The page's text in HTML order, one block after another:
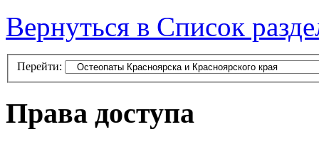
Вернуться в Список
Перейти:
Права доступа